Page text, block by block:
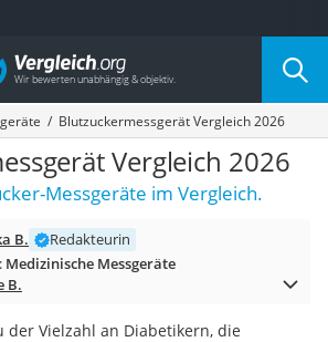
nach Kategorie
Blutzuckermessgerät Vergleich 2026
Vergleich 2026
Messgeräte im Vergleich.
B.
Redakteurin
Medizinische Messgeräte
B.
der Vielzahl an Diabetikern, die